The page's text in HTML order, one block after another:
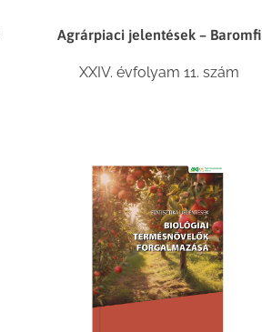
Agrárpiaci jelentések – Baromfi
XXIV. évfolyam 11. szám